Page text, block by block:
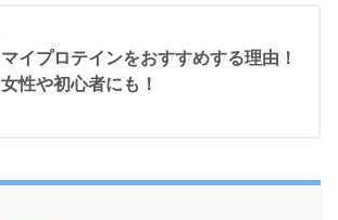
マイプロテインをおすすめする理由！
女性や初心者にも！